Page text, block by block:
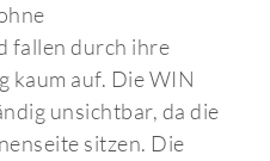
fallen durch ihre
kaum auf. Die WIN
unsichtbar, da die
sitzen. Die